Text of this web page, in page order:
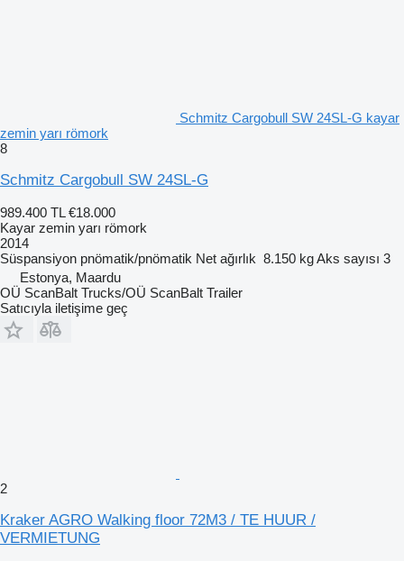
Schmitz Cargobull SW 24SL-G kayar
zemin yarı römork
8
Schmitz Cargobull SW 24SL-G
989.400 TL €18.000
Kayar zemin yarı römork
2014
Süspansiyon pnömatik/pnömatik Net ağırlık 8.150 kgAks sayısı 3
Estonya, Maardu
OÜ ScanBalt Trucks/OÜ ScanBalt Trailer
Satıcıyla iletişime geç
2
Kraker AGRO Walking floor 72M3 / TE HUUR /
VERMIETUNG